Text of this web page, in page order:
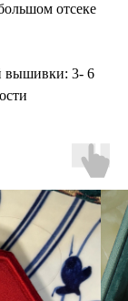
отсеке
вышивки: 3- 6